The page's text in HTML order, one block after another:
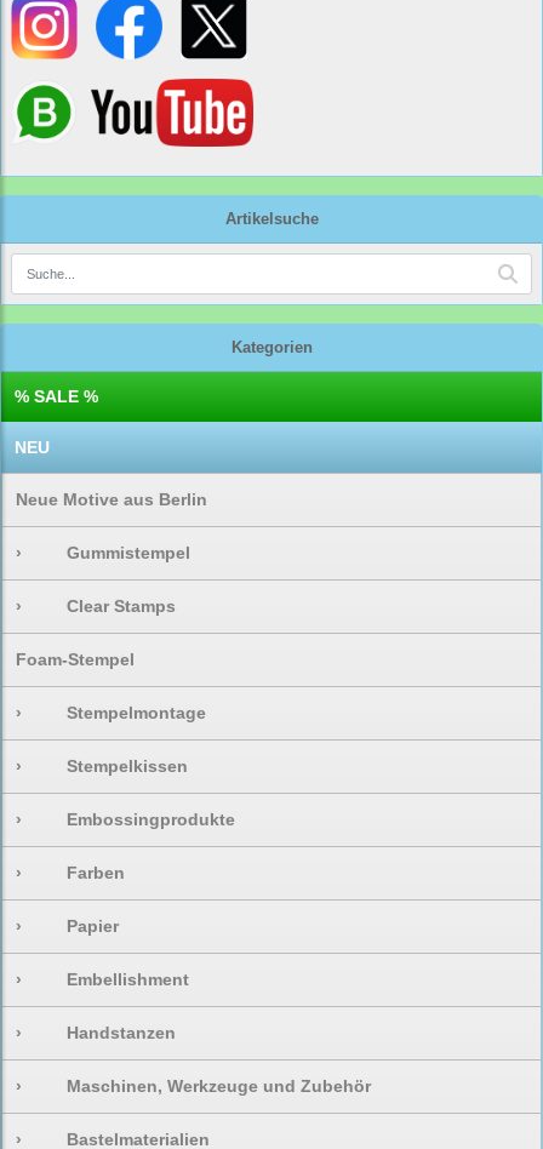
Artikelsuche
Kategorien
% SALE %
NEU
Neue Motive aus Berlin
› Gummistempel
› Clear Stamps
Foam-Stempel
› Stempelmontage
› Stempelkissen
› Embossingprodukte
› Farben
› Papier
› Embellishment
› Handstanzen
› Maschinen, Werkzeuge und Zubehör
› Bastelmaterialien